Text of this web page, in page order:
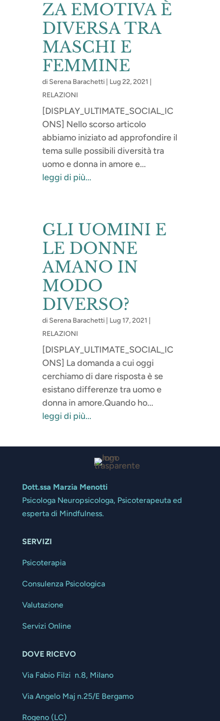
ZA EMOTIVA È
DIVERSA TRA
MASCHI E
FEMMINE
di Serena Barachetti Lug 22, 2021
RELAZIONI
[DISPLAY_ULTIMATE_SOCIAL_IC
ONS] Nello scorso articolo
abbiamo iniziato ad approfondire il
tema sulle possibili diversità tra
uomo e donna in amore e...
leggi di più...
GLI UOMINI E
LE DONNE
AMANO IN
MODO
DIVERSO?
di Serena Barachetti Lug 17, 2021
RELAZIONI
[DISPLAY_ULTIMATE_SOCIAL_IC
ONS] La domanda a cui oggi
cerchiamo di dare risposta è se
esistano differenze tra uomo e
donna in amore.Quando ho...
leggi di più...
Dott.ssa Marzia Menotti
Psicologa Neuropsicologa, Psicoterapeuta ed
esperta di Mindfulness.
SERVIZI
Psicoterapia
Consulenza Psicologica
Valutazione
Servizi Online
DOVE RICEVO
Via Fabio Filzi n.8, Milano
Via Angelo Maj n.25/E Bergamo
Rogeno (LC)